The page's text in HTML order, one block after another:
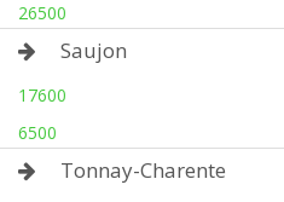
26500
Saujon
17600
6500
Tonnay-Charente